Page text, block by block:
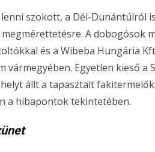
szokott, a Dél-Dunántúlról
A dobogósok
és a Wibeba Hungária
vármegyében. Egyetlen kieső
állt a tapasztalt
a hibapontok tekintetében.